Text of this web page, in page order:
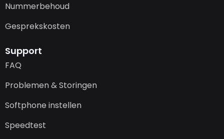
Nummerbehoud
Gesprekskosten
Support
FAQ
Problemen & Storingen
Softphone instellen
Speedtest